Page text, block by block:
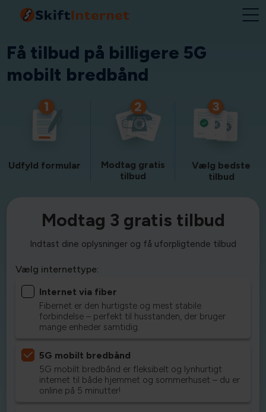
Få tilbud på billigere 5G
mobilt bredbånd
Udfyld formular
Modtag gratis
tilbud
Vælg bedste
tilbud
Modtag 3 gratis tilbud
Indtast dine oplysninger og få uforpligtende tilbud
Vælg internettype:
Internet via fiber
Fibernet er den hurtigste og mest stabile
forbindelse – perfekt til husstanden, der bruger
mange enheder samtidig.
5G mobilt bredbånd
5G mobilt bredbånd er fleksibelt og lynhurtigt
internet til både hjemmet og sommerhuset – du er
online på 5 minutter!